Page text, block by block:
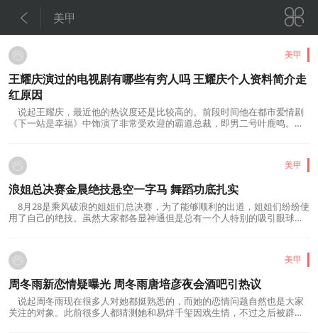
 美甲 
美甲
王耀庆演过的电视剧有哪些有穷人吗 王耀庆个人资料简介走
红原因
说起王耀庆，最近他的热议度还是比较高的。前段时间他在都市爱情剧
《下一站是幸福》中饰演了非常受欢迎的霸道总裁，即男二号叶鹿鸣。王
美甲
浪姐总决赛金晨绝技悬空一字马 舞蹈功底扎实
8月28是乘风破浪的姐姐们总决赛，为了能够顺利的出道，姐姐们纷纷使
用了自己的绝技。虽然大家都各显神通但是总有一个人特别的吸引眼球，
美甲
周冬雨新恋情疑曝光 周冬雨唐培彦夜会酒吧引热议
说起周冬雨现在很多人对她都挺熟悉的，而她的恋情问题自然也是大家
关注的对象。此前很多人都猜测她和易烊千玺因戏生情，不过之后被辟谣